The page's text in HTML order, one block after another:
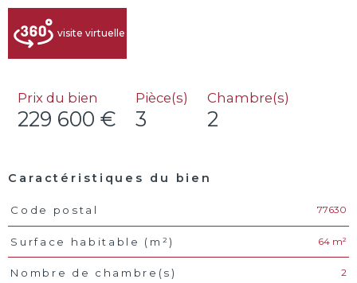
visite virtuelle
Prix du bien
229 600 €
Pièce(s)
3
Chambre(s)
2
Caractéristiques du bien
Caractéristiques Valeurs
Code postal 77630
Surface habitable (m²) 64 m²
Nombre de chambre(s) 2